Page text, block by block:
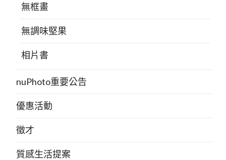
無框畫
無調味堅果
相片書
nuPhoto重要公告
優惠活動
徵才
質感生活提案